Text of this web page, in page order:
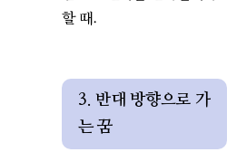
할 때.
3. 반대 방향으로 가
는 꿈